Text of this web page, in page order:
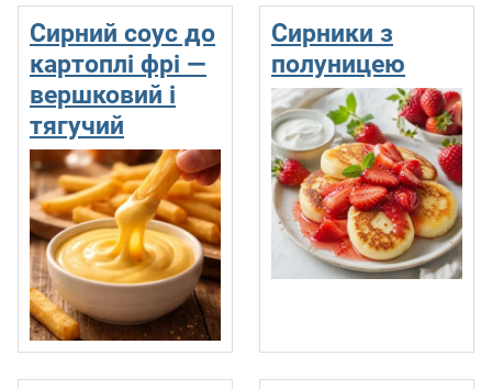
Сирний соус до
картоплі фрі —
вершковий і
тягучий
Сирники з
полуницею